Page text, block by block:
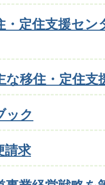
・定住支援セン
な移住・定住支
ック
請求